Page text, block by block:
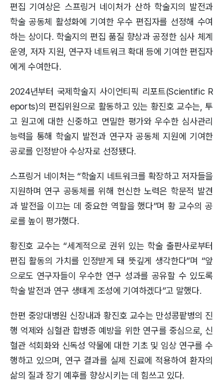
편집 기여상은 스프링거 네이처가 산하 학술지의 발전과
학술 공동체 활성화에 기여한 우수 편집자를 선정해 수여
하는 상이다. 학술지의 편집 품질 향상과 공정한 심사 체계
운영, 저자 지원, 연구자 네트워크 확대 등에 기여한 편집자
에게 수여한다.
2024년부터 국제학술지 사이언티픽 리포트(Scientific R
eports)의 편집위원으로 활동하고 있는 황진호 교수는, 투
고 원고에 대한 신중하고 면밀한 평가와 우수한 심사관리
능력을 통해 학술지 발전과 연구자 공동체 지원에 기여한
공로를 인정받아 수상자로 선정됐다.
스프링거 네이처는 “학술지 네트워크를 확장하고 저자들을
지원하며 연구 공동체를 위해 헌신한 노력은 학문적 발견
과 발전을 이끄는 데 중요한 역할을 했다”며 황 교수의 공
로를 높이 평가했다.
황진호 교수는 “세계적으로 권위 있는 학술 출판사로부터
편집 활동의 가치를 인정받게 돼 뜻깊게 생각한다”며 “앞
으로도 연구자들이 우수한 연구 성과를 공유할 수 있도록
학술 발전과 연구 생태계 조성에 기여하겠다”고 말했다.
한편 중앙대병원 신장내과 황진호 교수는 만성콩팥병의 진
행 억제와 심혈관 합병증 예방을 위한 연구를 중심으로, 신
혈관 석회화와 신독성 약물에 대한 기초 및 임상 연구를 수
행하고 있으며, 연구 결과를 실제 진료에 적용하여 환자의
삶의 질과 장기 예후를 향상시키는 데 힘쓰고 있다.